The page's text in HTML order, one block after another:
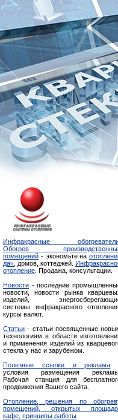
Инфракрасные
Обогрев
помещений - экономьте на
дач , домов, коттеджей.
отопление . Продажа, консультации.
Новости - последние
новости, новости рынка
изделий,
системы инфракрасного
курсы валют.
Статьи - статьи посвященные
технологиям в области
и применения изделий из
стекла у нас и зарубежом.
Полезные ссылки и реклама
условия размещения
Рабочая станция для
продвижения Вашего сайта.
Отопление, решения по
помещений, открытых
кафе, принципы работы